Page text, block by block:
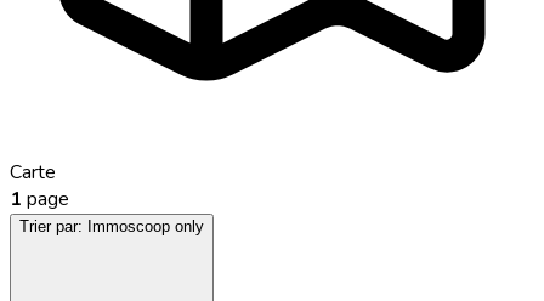
Carte
1 page
Trier par: Immoscoop only